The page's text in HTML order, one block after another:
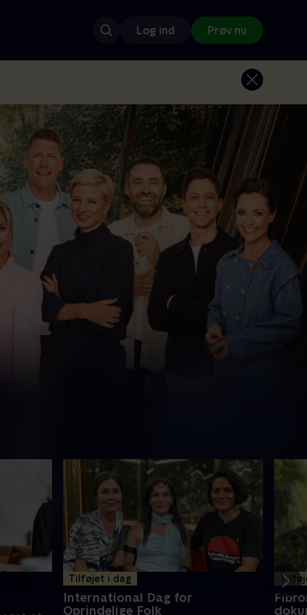
Log ind Prøv nu
Tilføjet i dag
International Dag for
Oprindelige Folk